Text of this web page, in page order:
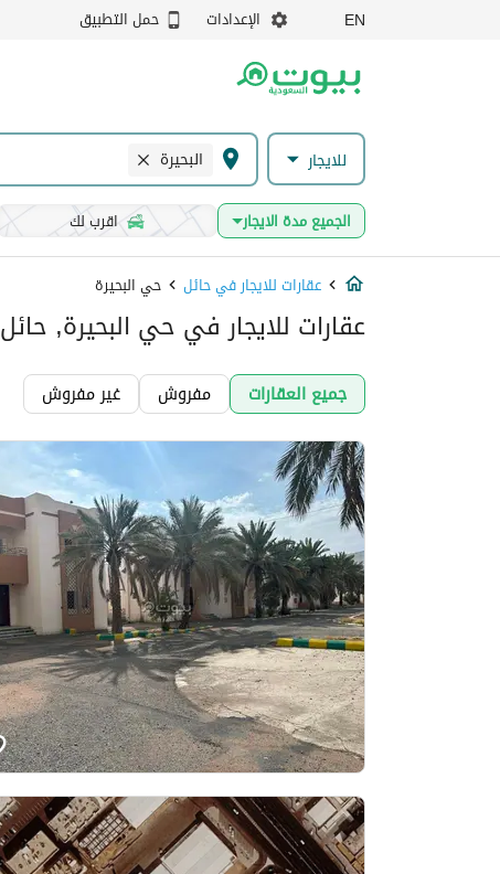
EN الإعدادات حمل التطبيق
للايجار البحيرة
الجميع مدة الايجار اقرب لك
عقارات للايجار في حائل حي البحيرة
عقارات للايجار في حي البحيرة, حائل
جميع العقارات مفروش غير مفروش